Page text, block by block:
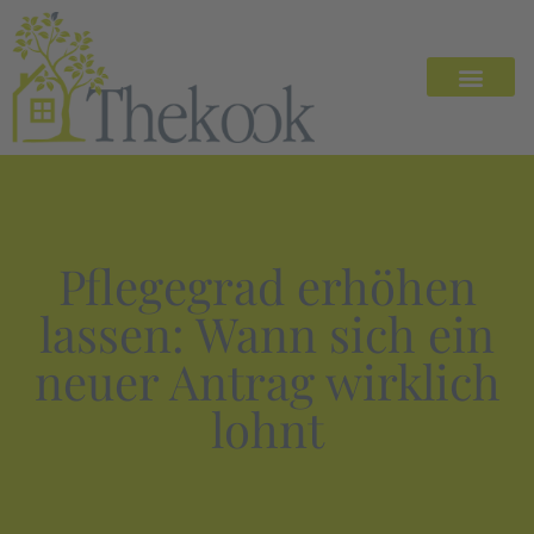
Pflegegrad erhöhen
lassen: Wann sich ein
neuer Antrag wirklich
lohnt